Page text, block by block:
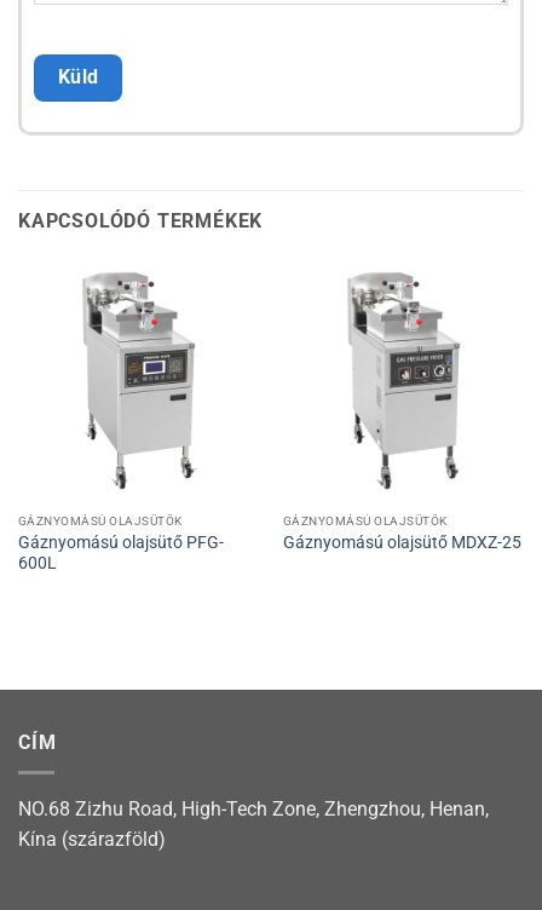
KAPCSOLÓDÓ TERMÉKEK
GÁZNYOMÁSÚ OLAJSÜTŐK
Gáznyomású olajsütő PFG-
600L
GÁZNYOMÁSÚ OLAJSÜTŐK
Gáznyomású olajsütő MDXZ-25
CÍM
NO.68 Zizhu Road, High-Tech Zone, Zhengzhou, Henan,
Kína (szárazföld)